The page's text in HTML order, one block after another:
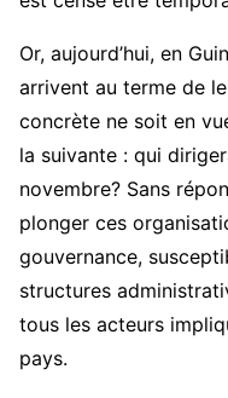
Or, aujourd’hui, en
arrivent au terme de
concrète ne soit en
la suivante : qui
novembre? Sans
plonger ces
gouvernance,
structures
tous les acteurs
pays.